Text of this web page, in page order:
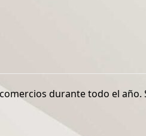
durante todo el